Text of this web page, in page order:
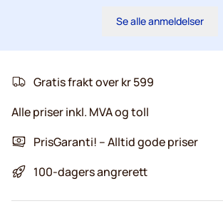
Se alle anmeldelser
Gratis frakt over kr 599
Alle priser inkl. MVA og toll
PrisGaranti! – Alltid gode priser
100-dagers angrerett